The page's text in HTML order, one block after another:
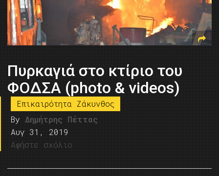
Πυρκαγιά στο κτίριο του
ΦΟΔΣΑ (photo & videos)
Επικαιρότητα Ζάκυνθος
By Δημήτρης Πέττας
Αυγ 31, 2019
Αφήστε σχόλιο